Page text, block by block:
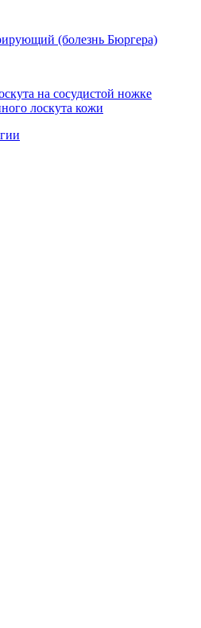
(болезнь Бюргера)
на сосудистой ножке
лоскута кожи